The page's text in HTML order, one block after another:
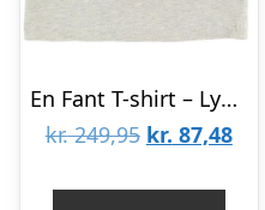
En Fant T-shirt – Lysgråmeleret m. Print
kr.249,95 Den
kr. 87,48Den